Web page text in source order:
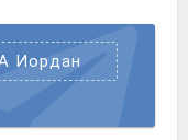
Иордан